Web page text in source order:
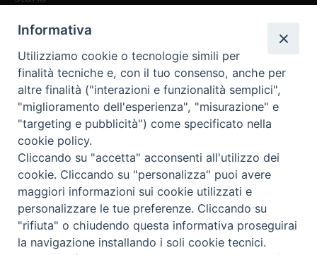
Abbonamenti
Abbonamento Annuale Digitale
Abbonamento Annuale Cartaceo
Abbonamento Singola Copia Digitale
Redazione: Pavia, Piazza Duomo 11 - tel. 0382.24736 -
amministrazione@ilticino.it - repossi@ilticino.it - P.
IVA: 00213430184
Informativa
Utilizziamo cookie o tecnologie simili per
finalità tecniche e, con il tuo consenso, anche per
altre finalità ("interazioni e funzionalità semplici",
"miglioramento dell'esperienza", "misurazione" e
"targeting e pubblicità") come specificato nella
cookie policy.
Cliccando su "accetta" acconsenti all'utilizzo dei
cookie. Cliccando su "personalizza" puoi avere
maggiori informazioni sui cookie utilizzati e
personalizzare le tue preferenze. Cliccando su
"rifiuta" o chiudendo questa informativa proseguirai
la navigazione installando i soli cookie tecnici.